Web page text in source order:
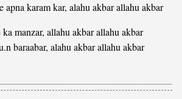
apna karam kar, alahu akbar allahu akbar
manzar, allahu akbar allahu akbar
baraabar, alahu akbar allahu akbar